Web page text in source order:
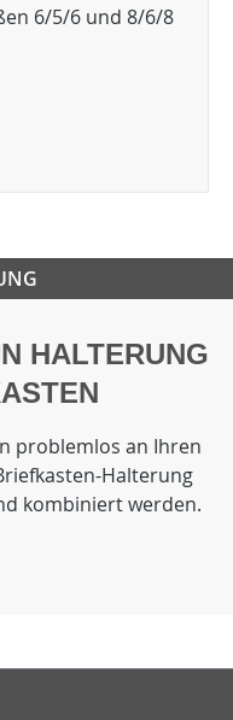
6/5/6 und 8/6/8
HALTERUNG
problemlos an Ihren
Halterung
kombiniert werden.